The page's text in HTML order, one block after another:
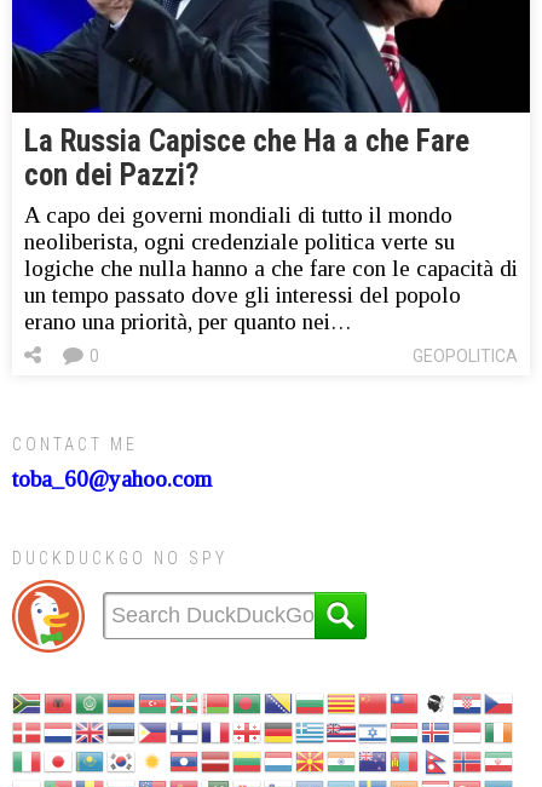
La Russia Capisce che Ha a che Fare
con dei Pazzi?
A capo dei governi mondiali di tutto il mondo
neoliberista, ogni credenziale politica verte su
logiche che nulla hanno a che fare con le capacità di
un tempo passato dove gli interessi del popolo
erano una priorità, per quanto nei…
GEOPOLITICA
0
CONTACT ME
toba_60@yahoo.com
DUCKDUCKGO NO SPY